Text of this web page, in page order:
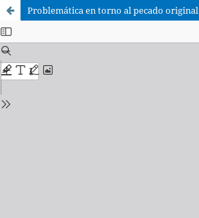
Problemática en torno al pecado original